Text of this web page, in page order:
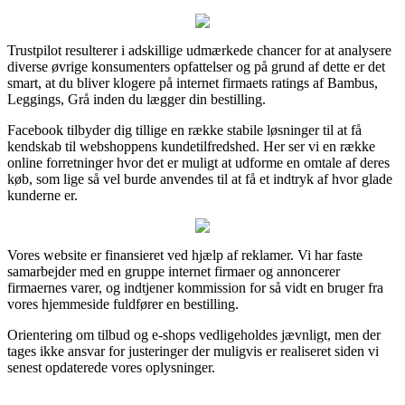
Trustpilot resulterer i adskillige udmærkede chancer for at analysere
diverse øvrige konsumenters opfattelser og på grund af dette er det
smart, at du bliver klogere på internet firmaets ratings af Bambus,
Leggings, Grå inden du lægger din bestilling.
Facebook tilbyder dig tillige en række stabile løsninger til at få
kendskab til webshoppens kundetilfredshed. Her ser vi en række
online forretninger hvor det er muligt at udforme en omtale af deres
køb, som lige så vel burde anvendes til at få et indtryk af hvor glade
kunderne er.
Vores website er finansieret ved hjælp af reklamer. Vi har faste
samarbejder med en gruppe internet firmaer og annoncerer
firmaernes varer, og indtjener kommission for så vidt en bruger fra
vores hjemmeside fuldfører en bestilling.
Orientering om tilbud og e-shops vedligeholdes jævnligt, men der
tages ikke ansvar for justeringer der muligvis er realiseret siden vi
senest opdaterede vores oplysninger.